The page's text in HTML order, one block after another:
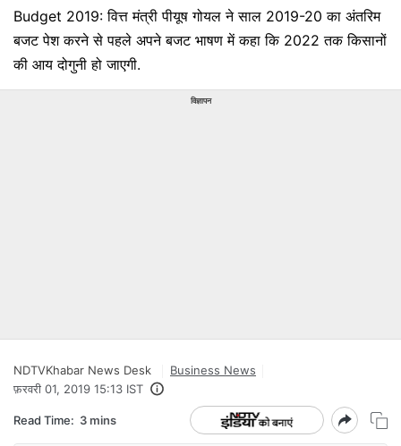
Budget 2019: वित्त मंत्री पीयूष गोयल ने साल 2019-20 का अंतरिम
बजट पेश करने से पहले अपने बजट भाषण में कहा कि 2022 तक किसानों
की आय दोगुनी हो जाएगी.
विज्ञापन
NDTVKhabar News Desk
Business News
फ़रवरी 01, 2019 15:13 IST
Read Time: 3 mins